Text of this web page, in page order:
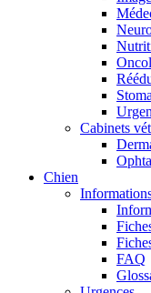
Cabinets
Chien
FAQ